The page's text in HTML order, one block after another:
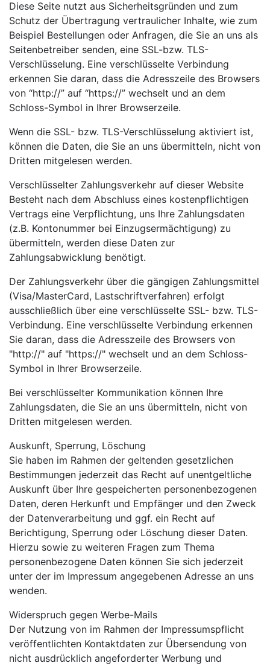
Diese Seite nutzt aus Sicherheitsgründen und zum
Schutz der Übertragung vertraulicher Inhalte, wie zum
Beispiel Bestellungen oder Anfragen, die Sie an uns als
Seitenbetreiber senden, eine SSL-bzw. TLS-
Verschlüsselung. Eine verschlüsselte Verbindung
erkennen Sie daran, dass die Adresszeile des Browsers
von “http://” auf “https://” wechselt und an dem
Schloss-Symbol in Ihrer Browserzeile.
Wenn die SSL- bzw. TLS-Verschlüsselung aktiviert ist,
können die Daten, die Sie an uns übermitteln, nicht von
Dritten mitgelesen werden.
Verschlüsselter Zahlungsverkehr auf dieser Website
Besteht nach dem Abschluss eines kostenpflichtigen
Vertrags eine Verpflichtung, uns Ihre Zahlungsdaten
(z.B. Kontonummer bei Einzugsermächtigung) zu
übermitteln, werden diese Daten zur
Zahlungsabwicklung benötigt.
Der Zahlungsverkehr über die gängigen Zahlungsmittel
(Visa/MasterCard, Lastschriftverfahren) erfolgt
ausschließlich über eine verschlüsselte SSL- bzw. TLS-
Verbindung. Eine verschlüsselte Verbindung erkennen
Sie daran, dass die Adresszeile des Browsers von
"http://" auf "https://" wechselt und an dem Schloss-
Symbol in Ihrer Browserzeile.
Bei verschlüsselter Kommunikation können Ihre
Zahlungsdaten, die Sie an uns übermitteln, nicht von
Dritten mitgelesen werden.
Auskunft, Sperrung, Löschung
Sie haben im Rahmen der geltenden gesetzlichen
Bestimmungen jederzeit das Recht auf unentgeltliche
Auskunft über Ihre gespeicherten personenbezogenen
Daten, deren Herkunft und Empfänger und den Zweck
der Datenverarbeitung und ggf. ein Recht auf
Berichtigung, Sperrung oder Löschung dieser Daten.
Hierzu sowie zu weiteren Fragen zum Thema
personenbezogene Daten können Sie sich jederzeit
unter der im Impressum angegebenen Adresse an uns
wenden.
Widerspruch gegen Werbe-Mails
Der Nutzung von im Rahmen der Impressumspflicht
veröffentlichten Kontaktdaten zur Übersendung von
nicht ausdrücklich angeforderter Werbung und